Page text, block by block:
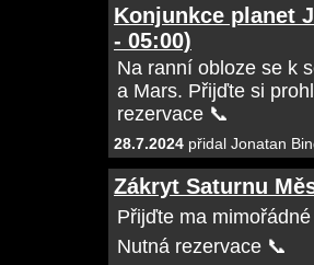
Konjunkce planet
- 05:00)
Na ranní obloze se k
a Mars. Přijďte si
rezervace 📞
28.7.2024 přidal Jonatan
Zákryt Saturnu
Přijďte ma
Nutná rezervace 📞